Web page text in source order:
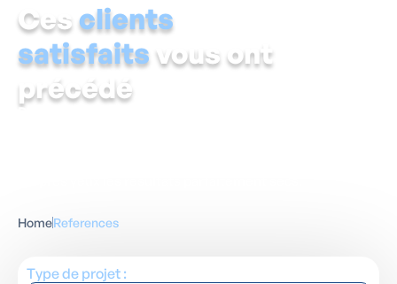
Ces clients
satisfaits vous ont
précédé
D'abord voir pour croire ?
HomeReferences
Type de projet :